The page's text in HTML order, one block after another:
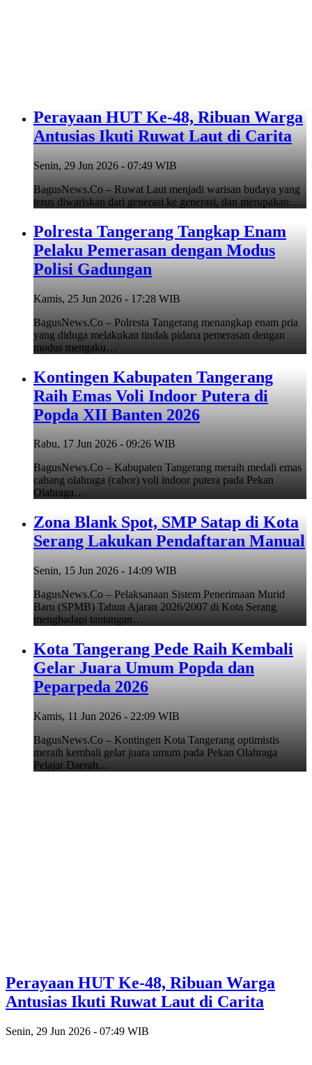
Perayaan HUT Ke-48, Ribuan Warga
Antusias Ikuti Ruwat Laut di Carita
Senin, 29 Jun 2026 - 07:49 WIB
BagusNews.Co – Ruwat Laut menjadi warisan budaya yang
terus diwariskan dari generasi ke generasi, dan merupakan…
Polresta Tangerang Tangkap Enam
Pelaku Pemerasan dengan Modus
Polisi Gadungan
Kamis, 25 Jun 2026 - 17:28 WIB
BagusNews.Co – Polresta Tangerang menangkap enam pria
yang diduga melakukan tindak pidana pemerasan dengan
modus mengaku…
Kontingen Kabupaten Tangerang
Raih Emas Voli Indoor Putera di
Popda XII Banten 2026
Rabu, 17 Jun 2026 - 09:26 WIB
BagusNews.Co – Kabupaten Tangerang meraih medali emas
cabang olahraga (cabor) voli indoor putera pada Pekan
Olahraga…
Zona Blank Spot, SMP Satap di Kota
Serang Lakukan Pendaftaran Manual
Senin, 15 Jun 2026 - 14:09 WIB
BagusNews.Co – Pelaksanaan Sistem Penerimaan Murid
Baru (SPMB) Tahun Ajaran 2026/2007 di Kota Serang
menghadapi tantangan…
Kota Tangerang Pede Raih Kembali
Gelar Juara Umum Popda dan
Peparpeda 2026
Kamis, 11 Jun 2026 - 22:09 WIB
BagusNews.Co – Kontingen Kota Tangerang optimistis
meraih kembali gelar juara umum pada Pekan Olahraga
Pelajar Daerah…
Perayaan HUT Ke-48, Ribuan Warga
Antusias Ikuti Ruwat Laut di Carita
Senin, 29 Jun 2026 - 07:49 WIB